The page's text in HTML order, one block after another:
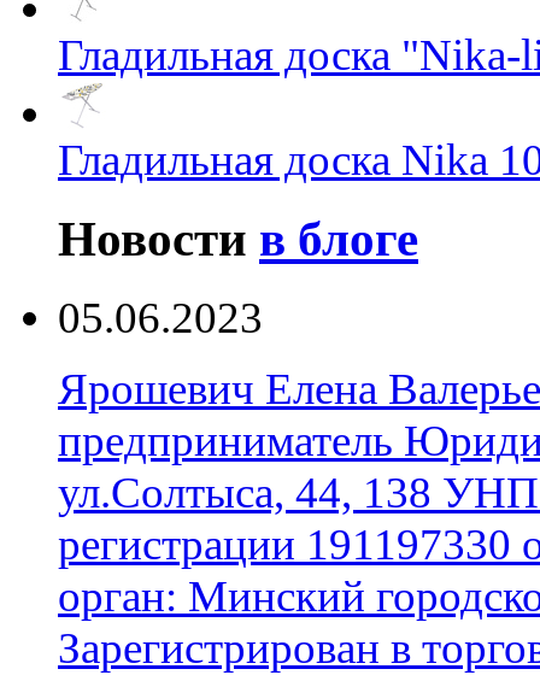
Гладильная доска
Гладильная доска Nika
Новости в блоге
05.06.2023
Ярошевич Елена
предприниматель
ул.Солтыса, 44, 138 УНП
регистрации
орган: Минский
Зарегистрирован в